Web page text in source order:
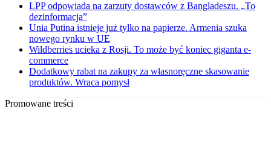
LPP odpowiada na zarzuty dostawców z Bangladeszu. „To
dezinformacja”
Unia Putina istnieje już tylko na papierze. Armenia szuka
nowego rynku w UE
Wildberries ucieka z Rosji. To może być koniec giganta e-
commerce
Dodatkowy rabat na zakupy za własnoręczne skasowanie
produktów. Wraca pomysł
Promowane treści